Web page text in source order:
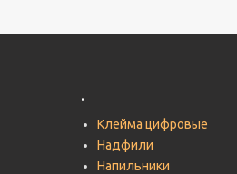
.
Клейма цифровые
Надфили
Напильники